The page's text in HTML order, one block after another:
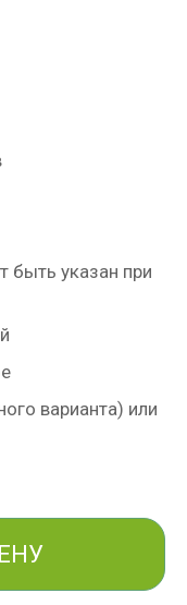
быть указан при
варианта) или